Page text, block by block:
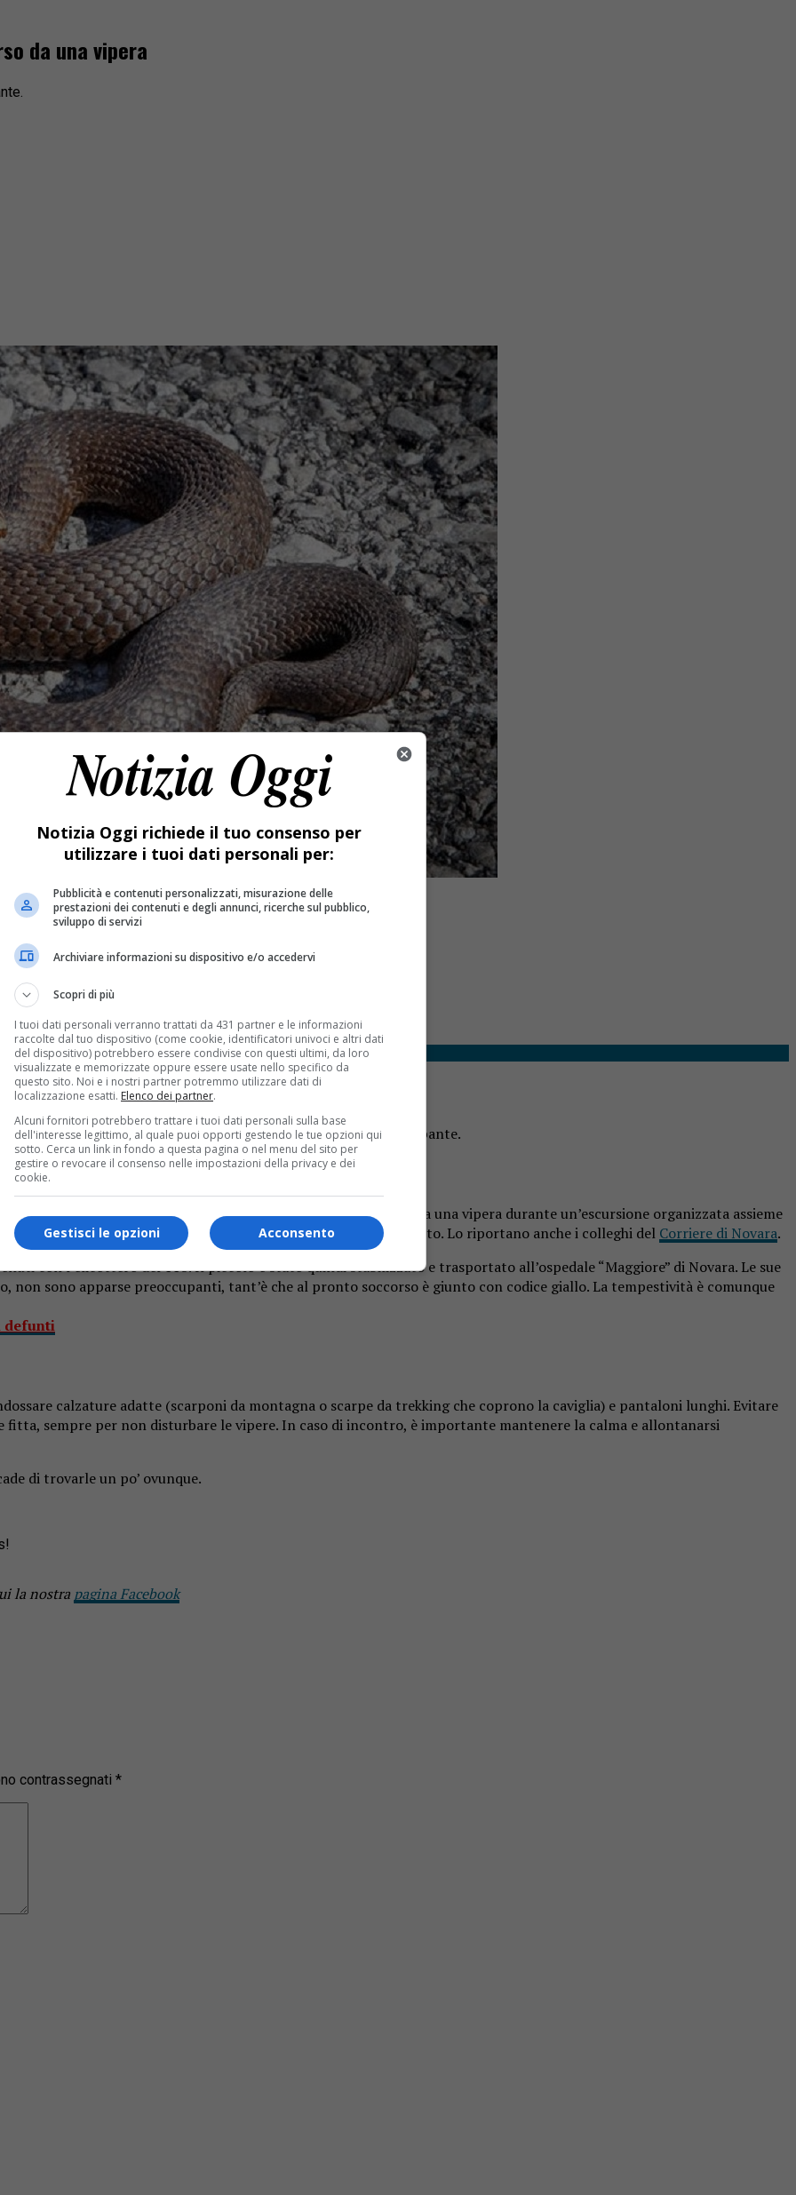
da una vipera
Intervento dell’elicottero del 118, per fortuna nulla di preoccupante.
da una vipera
pendici del Mottarone. Un bambino di 10 anni è stato morso da una vipera durante un’escursione organizzata assieme
vicinanza del ragazzino e ha reagito come prevede il suo istinto. Lo riportano anche i colleghi del Corriere di Novara.
con l’elicottero del 118. Il piccolo è stato quindi stabilizzato e trasportato all’ospedale “Maggiore” di Novara. Le sue
non sono apparse preoccupanti, tant’è che al pronto soccorso è giunto con codice giallo. La tempestività è comunque
defunti
calzature adatte (scarponi da montagna o scarpe da trekking che coprono la caviglia) e pantaloni lunghi. Evitare
fitta, sempre per non disturbare le vipere. In caso di incontro, è importante mantenere la calma e allontanarsi
di trovarle un po’ ovunque.
la nostra pagina Facebook
contrassegnati *
Notizia Oggi richiede il tuo consenso per
utilizzare i tuoi dati personali per:
Pubblicità e contenuti personalizzati, misurazione delle
prestazioni dei contenuti e degli annunci, ricerche sul pubblico,
sviluppo di servizi
Archiviare informazioni su dispositivo e/o accedervi
Scopri di più
I tuoi dati personali verranno trattati da 431 partner e le informazioni
raccolte dal tuo dispositivo (come cookie, identificatori univoci e altri dati
del dispositivo) potrebbero essere condivise con questi ultimi, da loro
visualizzate e memorizzate oppure essere usate nello specifico da
questo sito. Noi e i nostri partner potremmo utilizzare dati di
localizzazione esatti. Elenco dei partner.
Alcuni fornitori potrebbero trattare i tuoi dati personali sulla base
dell'interesse legittimo, al quale puoi opporti gestendo le tue opzioni qui
sotto. Cerca un link in fondo a questa pagina o nel menu del sito per
gestire o revocare il consenso nelle impostazioni della privacy e dei
cookie.
Acconsento
Gestisci le opzioni